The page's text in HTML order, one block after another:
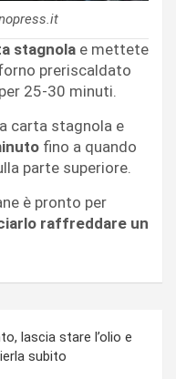
stagnola e mettete
preriscaldato
25-30 minuti.
carta stagnola e
fino a quando
parte superiore.
è pronto per
raffreddare un
lascia stare l’olio e
subito